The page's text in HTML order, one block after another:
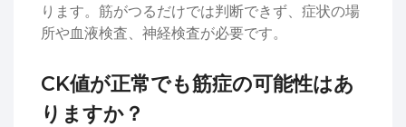
ります。筋がつるだけでは判断できず、症状の場
所や血液検査、神経検査が必要です。
CK値が正常でも筋症の可能性はあ
りますか？